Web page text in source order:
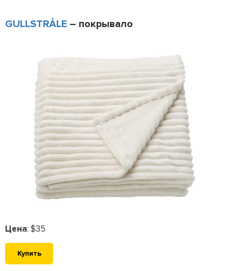
GULLSTRÅLE – покрывало
Цена: $35
Купить